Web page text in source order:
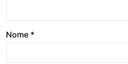
Nome *